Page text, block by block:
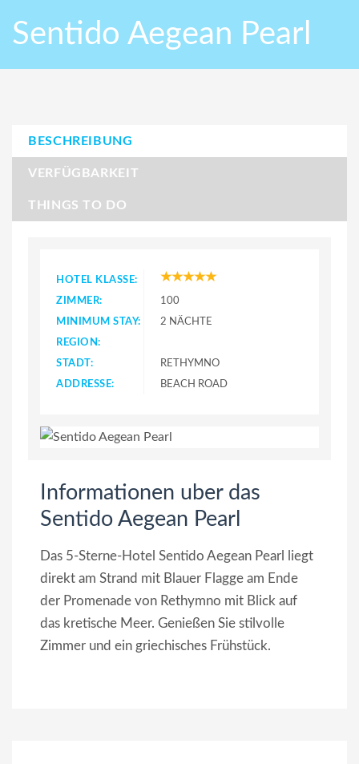
Sentido Aegean Pearl
BESCHREIBUNG
VERFÜGBARKEIT
THINGS TO DO
HOTEL KLASSE:
ZIMMER:
100
MINIMUM STAY:
2 NÄCHTE
REGION:
STADT:
RETHYMNO
ADDRESSE:
BEACH ROAD
Informationen uber das
Sentido Aegean Pearl
Das 5-Sterne-Hotel Sentido Aegean Pearl liegt
direkt am Strand mit Blauer Flagge am Ende
der Promenade von Rethymno mit Blick auf
das kretische Meer. Genießen Sie stilvolle
Zimmer und ein griechisches Frühstück.